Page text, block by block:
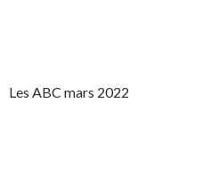
Les ABC mars 2022